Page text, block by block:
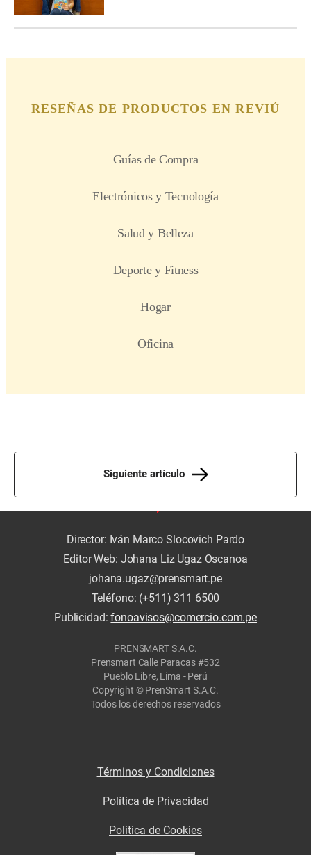
Siguiente artículo
Director: Iván Marco Slocovich Pardo
Editor Web: Johana Liz Ugaz Oscanoa
johana.ugaz@prensmart.pe
Teléfono: (+511) 311 6500
Publicidad:fonoavisos@comercio.com.pe
PRENSMART S.A.C.
Prensmart Calle Paracas #532
Pueblo Libre, Lima - Perú
Copyright © PrenSmart S.A.C.
Todos los derechos reservados
Términos y Condiciones
Política de Privacidad
Politica de Cookies